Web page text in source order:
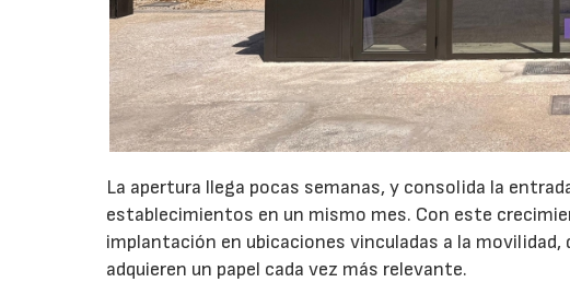
La apertura llega pocas semanas, y consolida la
establecimientos en un mismo mes. Con este
implantación en ubicaciones vinculadas a la
adquieren un papel cada vez más relevante.